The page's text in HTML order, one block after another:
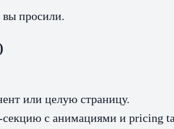
вы просили.
или целую страницу.
с анимациями и pricing